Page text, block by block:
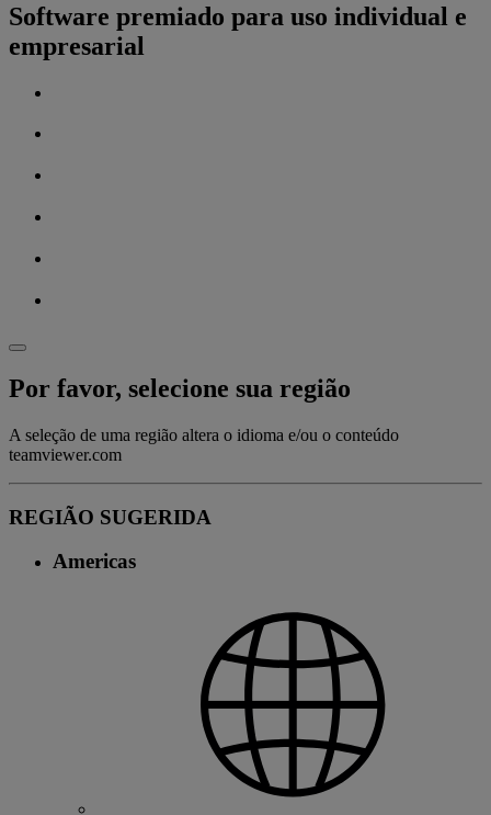
Software premiado para uso individual e
empresarial
Por favor, selecione sua região
A seleção de uma região altera o idioma e/ou o conteúdo
teamviewer.com
REGIÃO SUGERIDA
Americas